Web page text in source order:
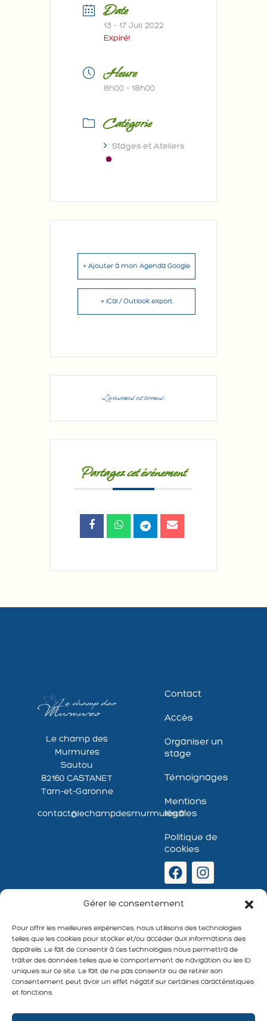
Gérer le consentement
Pour offrir les meilleures expériences, nous utilisons des technologies
telles que les cookies pour stocker et/ou accéder aux informations des
appareils. Le fait de consentir à ces technologies nous permettra de
traiter des données telles que le comportement de navigation ou les ID
uniques sur ce site. Le fait de ne pas consentir ou de retirer son
consentement peut avoir un effet négatif sur certaines caractéristiques
et fonctions.
Date
13 - 17 Juil 2022
Expiré!
Heure
8h00 - 18h00
Catégorie
Stages et Ateliers
+ Ajouter à mon Agenda Google
+ iCal / Outlook export
L'événement est terminé.
Partagez cet événement
Le champ des
Murmures
Sautou
82160 CASTANET
Tarn-et-Garonne
contact@lechampdesmurmures.fr
Contact
Accès
Organiser un
stage
Témoignages
Mentions
légales
Politique de
cookies
S'abonner